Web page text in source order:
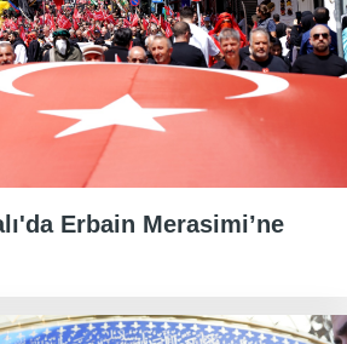
Erbain Merasimi’ne